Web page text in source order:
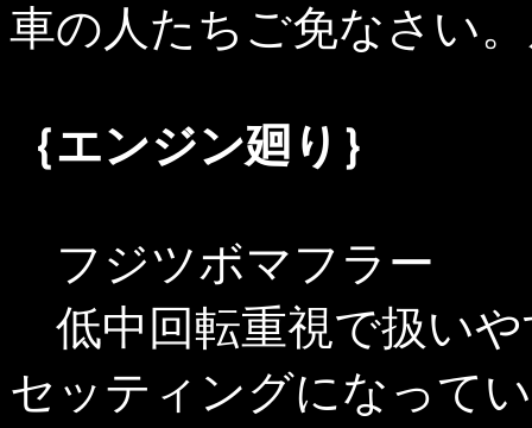
車の人たちご免なさい
｛エンジン廻り｝
フジツボマフラー
低中回転重視で扱い
セッティングになって